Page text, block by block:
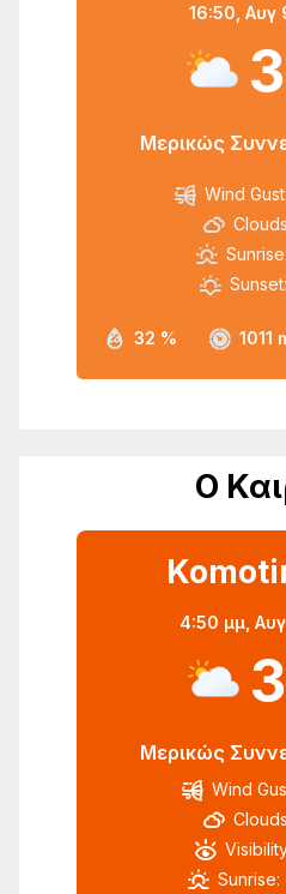
16:50, Αυγ
Μερικώς
32 % 1011
Wind Gust:
Sunrise:
Sunset:
Ο
4:50 μμ,
Μερικώς
Wind
Sunrise: